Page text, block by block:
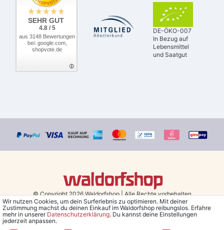
SEHR GUT
4.8 / 5
aus 3148 Bewertungen
bei: google.com,
shopvote.de
DE-ÖKO-007
In Bezug auf
Lebensmittel
und Saatgut
© Copyright 2026 Waldorfshop|Alle Rechte vorbehalten.
Bestellungen mit Prio Versand bis 13 Uhr, garantierter Versand am
Wir nutzen Cookies, um dein Surferlebnis zu optimieren. Mit deiner
Zustimmung machst du deinen Einkauf im Waldorfshop reibungslos. Erfahre
mehr in unserer Daten­schutz­erklärung. Du kannst deine Einstellungen
jederzeit anpassen.